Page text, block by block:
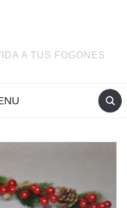
A TUS FOGONES